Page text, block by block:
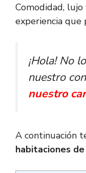
Comodidad,
experiencia que
¡Hola! No
nuestro
nuestro
A continuación
habitaciones